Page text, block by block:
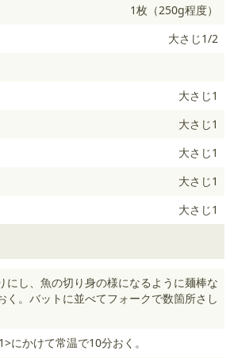
1枚（250g程度）
大さじ1/2
大さじ1
大さじ1
大さじ1
大さじ1
大さじ1
にし、魚の切り身の様になるように麺棒な
く。バットに並べてフォークで数箇所さし
にかけて常温で10分おく。